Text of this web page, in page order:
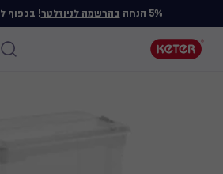
5% הנחה בהרשמה לניוזלטר! בכפוף ל
Main